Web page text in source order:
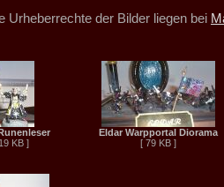
Urheberrechte der Bilder liegen bei
KB ]
Eldar Warpportal Diorama
[ 79 KB ]